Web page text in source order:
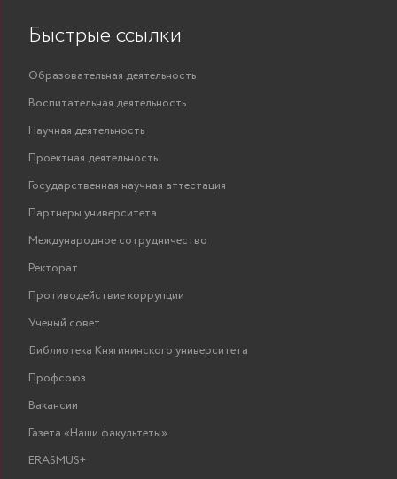
Быстрые ссылки
Образовательная деятельность
Воспитательная деятельность
Научная деятельность
Проектная деятельность
Государственная научная аттестация
Партнеры университета
Международное сотрудничество
Ректорат
Противодействие коррупции
Ученый совет
Библиотека Княгининского университета
Профсоюз
Вакансии
Газета «Наши факультеты»
ERASMUS+